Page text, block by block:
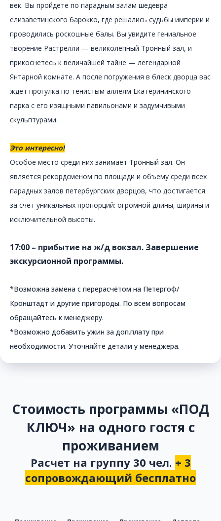
век. Вы пройдете по парадным залам шедевра
елизаветинского барокко, где решались судьбы империи и
проводились роскошные балы. Вы увидите гениальное
творение Растрелли — великолепный Тронный зал, и
прикоснетесь к величайшей тайне — легендарной
Янтарной комнате. А после погружения в блеск дворца вас
ждет прогулка по тенистым аллеям Екатерининского
парка с его изящными павильонами и задумчивыми
скульптурами.
Это интересно!
Особое место среди них занимает Тронный зал. Он
является рекордсменом по площади и объему среди всех
парадных залов петербургских дворцов, что достигается
за счет уникальных пропорций: огромной длины, ширины и
исключительной высоты.
17:00 – прибытие на ж/д вокзал. Завершение
экскурсионной программы.
*Возможна замена с перерасчётом на Петергоф/
Кронштадт и другие пригороды. По всем вопросам
обращайтесь к менеджеру.
*Возможно добавить ужин за доп.плату при
необходимости. Уточняйте детали у менеджера.
Стоимость программы «ПОД
КЛЮЧ» на одного гостя с
проживанием
Расчет на группу 30 чел. + 3
сопровождающий бесплатно